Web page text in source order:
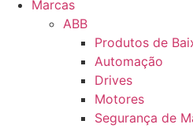
Marcas
ABB
Produtos de
Automação
Drives
Motores
Segurança de